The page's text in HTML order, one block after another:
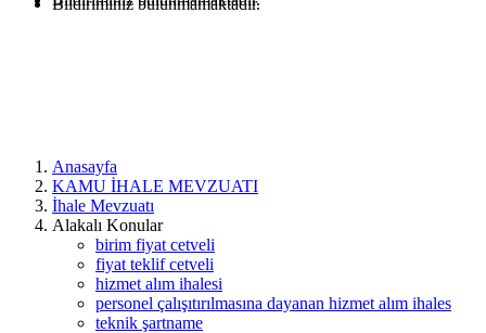
Bildiriminiz bulunmamaktadır.
Anasayfa
KAMU İHALE MEVZUATI
İhale Mevzuatı
Alakalı Konular
birim fiyat cetveli
fiyat teklif cetveli
hizmet alım ihalesi
personel çalışıtırılmasına dayanan hizmet alım ihales
teknik şartname